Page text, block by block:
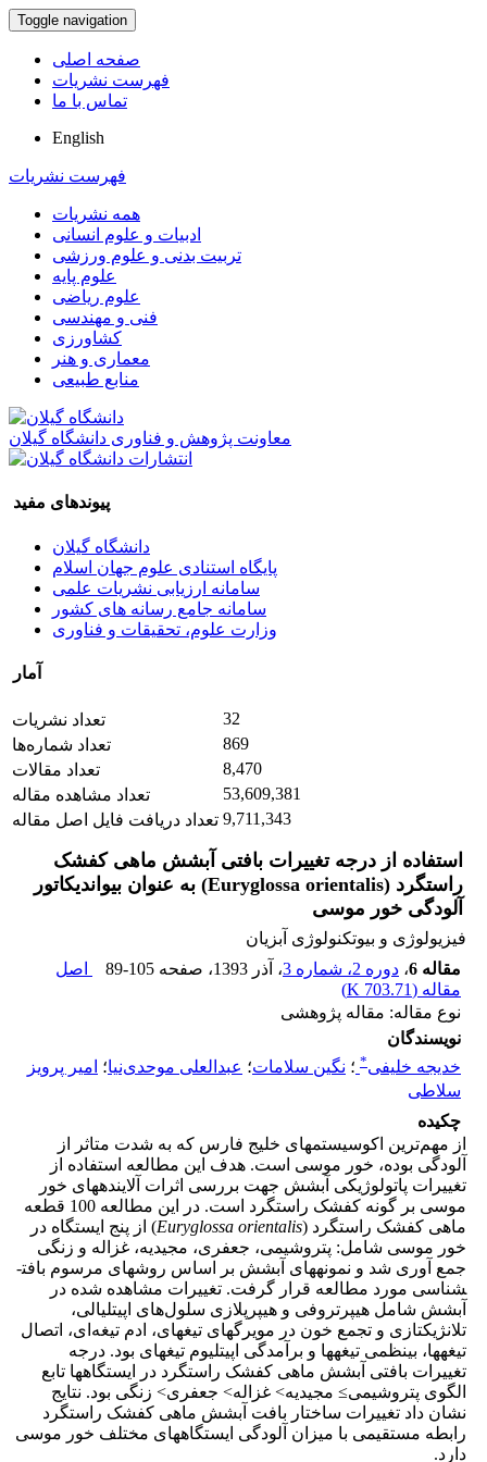
Toggle navigation
صفحه اصلی
فهرست نشریات
تماس با ما
English
فهرست نشریات
همه نشریات
ادبیات و علوم انسانی
تربیت بدنی و علوم ورزشی
علوم پایه
علوم ریاضی
فنی و مهندسی
کشاورزی
معماری و هنر
منابع طبیعی
معاونت پژوهش و فناوری دانشگاه گیلان
پیوندهای مفید
دانشگاه گیلان
پایگاه استنادی علوم جهان اسلام
سامانه ارزیابی نشریات علمی
سامانه جامع رسانه های کشور
وزارت علوم، تحقیقات و فناوری
آمار
تعداد نشریات
32
تعداد شماره‌ها
869
تعداد مقالات
8,470
تعداد مشاهده مقاله
53,609,381
تعداد دریافت فایل اصل مقاله 9,711,343
استفاده از درجه تغییرات بافتی آبشش ماهی کفشک
راستگرد (Euryglossa orientalis) به عنوان بیواندیکاتور
آلودگی خور موسی
فیزیولوژی و بیوتکنولوژی آبزیان
مقاله 6
، دوره 2، شماره 3 ، آذر 1393 ، صفحه 89-105
اصل
مقاله (703.71 K
)
نوع مقاله: مقاله پژوهشی
نویسندگان
خدیجه خلیفی* ؛ نگین سلامات؛ عبدالعلی موحدی‌نیا؛ امیر پرویز
سلاطی
چکیده
از مهم‌ترین اکوسیستم­های خلیج فارس که به شدت متاثر از
آلودگی بوده، خور موسی است. هدف این مطالعه استفاده از
تغییرات پاتولوژیکی آبشش جهت بررسی اثرات آلاینده­های خور
موسی بر گونه کفشک راستگرد است. در این مطالعه 100 قطعه
ماهی کفشک راستگرد (Euryglossa orientalis) از پنج ایستگاه در
خور موسی شامل: پتروشیمی، جعفری، مجیدیه، غزاله و زنگی
جمع آوری شد و نمونه­های آبشش بر اساس روش­های مرسوم بافت­
شناسی مورد مطالعه قرار گرفت. تغییرات مشاهده شده در
آبشش شامل هیپرتروفی و هیپرپلازی سلول‌های اپیتلیالی،
تلانژیکتازی و تجمع خون در مویرگ­های تیغه­ای، ادم تیغه‌ای، اتصال
تیغه­ها، بی­نظمی تیغه­ها و برآمدگی اپیتلیوم تیغه­ای بود. درجه
تغییرات بافتی آبشش ماهی کفشک راستگرد در ایستگاه­ها تابع
الگوی پتروشیمی≥ مجیدیه> غزاله> جعفری> زنگی بود. نتایج
نشان داد تغییرات ساختار بافت آبشش ماهی کفشک راستگرد
رابطه مستقیمی با میزان آلودگی ایستگاه­های مختلف خور موسی
دارد.